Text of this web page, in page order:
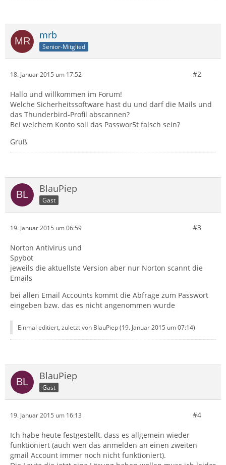
mrb
Senior-Mitglied
18. Januar 2015 um 17:52 #2
Hallo und willkommen im Forum!
Welche Sicherheitssoftware hast du und darf die Mails und
das Thunderbird-Profil abscannen?
Bei welchem Konto soll das Passwor5t falsch sein?
Gruß
BlauPiep
Gast
19. Januar 2015 um 06:59 #3
Norton Antivirus und
Spybot
jeweils die aktuellste Version aber nur Norton scannt die
Emails
bei allen Email Accounts kommt die Abfrage zum Passwort
eingeben bzw. das es nicht angenommen wurde
Einmal editiert, zuletzt von BlauPiep (19. Januar 2015 um 07:14)
BlauPiep
Gast
19. Januar 2015 um 16:13 #4
Ich habe heute festgestellt, dass es allgemein wieder
funktioniert (auch wen das anmelden an einen zweiten
gmail Account immer noch nicht funktioniert).